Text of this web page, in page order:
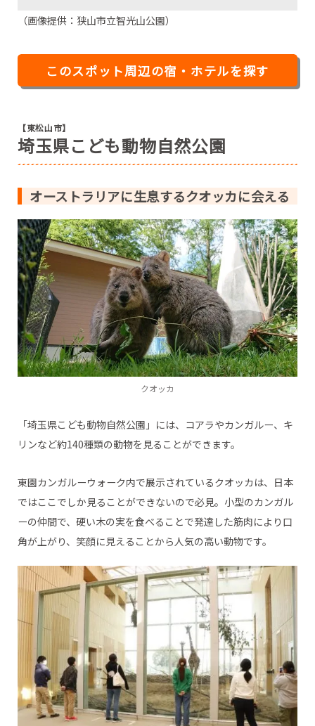
（画像提供：狭山市立智光山公園）
このスポット周辺の宿・ホテルを探す
【東松山市】
埼玉県こども動物自然公園
オーストラリアに生息するクオッカに会える
クオッカ
「埼玉県こども動物自然公園」には、コアラやカンガルー、キ
リンなど約140種類の動物を見ることができます。
東園カンガルーウォーク内で展示されているクオッカは、日本
ではここでしか見ることができないので必見。小型のカンガル
ーの仲間で、硬い木の実を食べることで発達した筋肉により口
角が上がり、笑顔に見えることから人気の高い動物です。